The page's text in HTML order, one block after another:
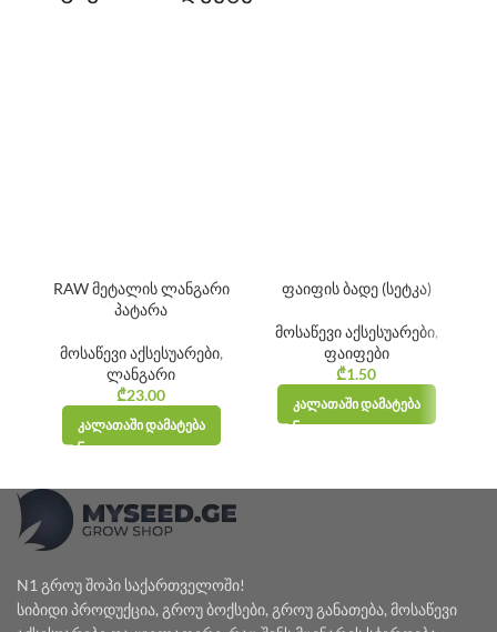
RAW მეტალის ლანგარი
პატარა
მოსაწევი აქსესუარები,
ლანგარი
₾23.00
ᲙᲐᲚᲐᲗᲐᲨᲘ ᲓᲐᲛᲐᲢᲔᲑᲐ
ფაიფის ბადე (სეტკა)
მოსაწევი აქსესუარები,
ფაიფები
₾1.50
ᲙᲐᲚᲐᲗᲐᲨᲘ ᲓᲐᲛᲐᲢᲔᲑᲐ
N1 გროუ შოპი საქართველოში!
სიბიდი პროდუქცია, გროუ ბოქსები, გროუ განათება, მოსაწევი